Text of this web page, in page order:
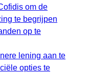
om de
te begrijpen
op te
lening aan te
opties te